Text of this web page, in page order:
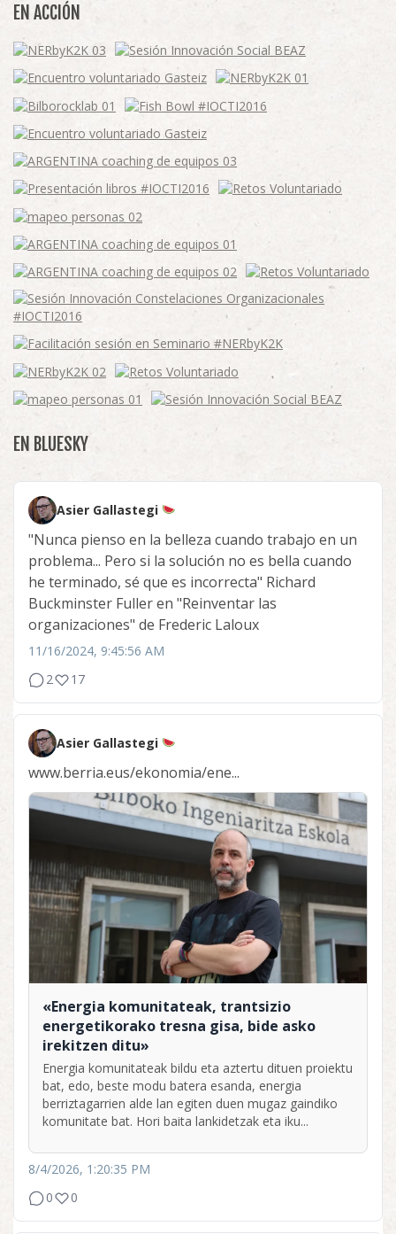
EN ACCIÓN
EN BLUESKY
Asier Gallastegi
"Nunca pienso en la belleza cuando trabajo en un
problema... Pero si la solución no es bella cuando
he terminado, sé que es incorrecta" Richard
Buckminster Fuller en "Reinventar las
organizaciones" de Frederic Laloux
11/16/2024, 9:45:56 AM
2
17
Asier Gallastegi
www.berria.eus/ekonomia/ene...
«Energia komunitateak, trantsizio
energetikorako tresna gisa, bide asko
irekitzen ditu»
Energia komunitateak bildu eta aztertu dituen proiektu
bat, edo, beste modu batera esanda, energia
berriztagarrien alde lan egiten duen mugaz gaindiko
komunitate bat. Hori baita lankidetzak eta iku...
8/4/2026, 1:20:35 PM
0
0